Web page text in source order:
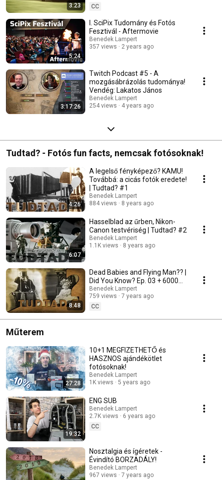
3:23
CC
5:24
I. SciPix Tudomány és Fotós
Fesztivál - Aftermovie
Benedek Lampert
357 views
2 years ago
3:17:26
Twitch Podcast #5 - A
mozgásábrázolás tudománya!
Vendég: Lakatos János
Benedek Lampert
254 views
4 years ago
Tudtad? - Fotós fun facts, nemcsak fotósoknak!
4:26
A legelső fényképező? KAMU!
Továbbá: a cicás fotók eredete!
| Tudtad? #1
Benedek Lampert
884 views
8 years ago
6:07
Hasselblad az űrben, Nikon-
Canon testvériség | Tudtad? #2
Benedek Lampert
1.1K views
8 years ago
8:48
Dead Babies and Flying Man?? |
Did You Know? Ep. 03 + 6000
Subscribers
Benedek Lampert
759 views
7 years ago
CC
Műterem
27:28
10+1 MEGFIZETHETŐ és
HASZNOS ajándékötlet
fotósoknak!
Benedek Lampert
1K views
5 years ago
19:32
ENG SUB
Benedek Lampert
2.7K views
6 years ago
CC
Nosztalgia és ígéretek -
Évindító BORZADÁLY!
Benedek Lampert
967 views
7 years ago